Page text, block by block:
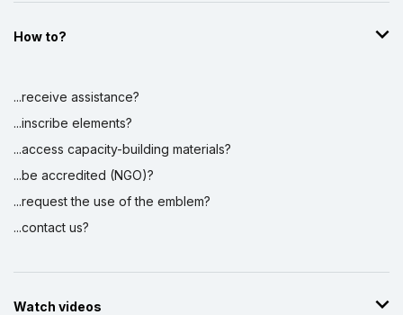
How to?
...receive assistance?
...inscribe elements?
...access capacity-building materials?
...be accredited (NGO)?
...request the use of the emblem?
...contact us?
Watch videos